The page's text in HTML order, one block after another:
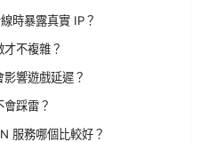
時暴露真實 IP？
不複雜？
響遊戲延遲？
踩雷？
服務哪個比較好？